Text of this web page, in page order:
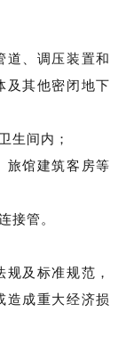
道、调压装置和
及其他密闭地下
生间内；
旅馆建筑客房等
接管。
及标准规范，
造成重大经济损